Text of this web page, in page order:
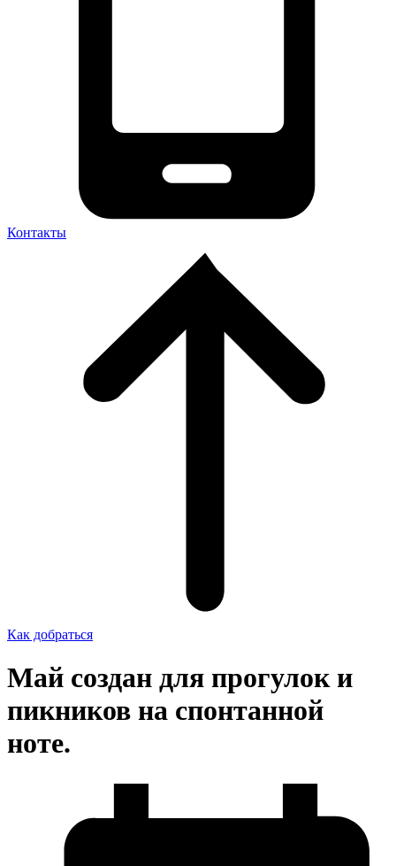
Контакты
Как добраться
Май создан для прогулок и
пикников на спонтанной
ноте.